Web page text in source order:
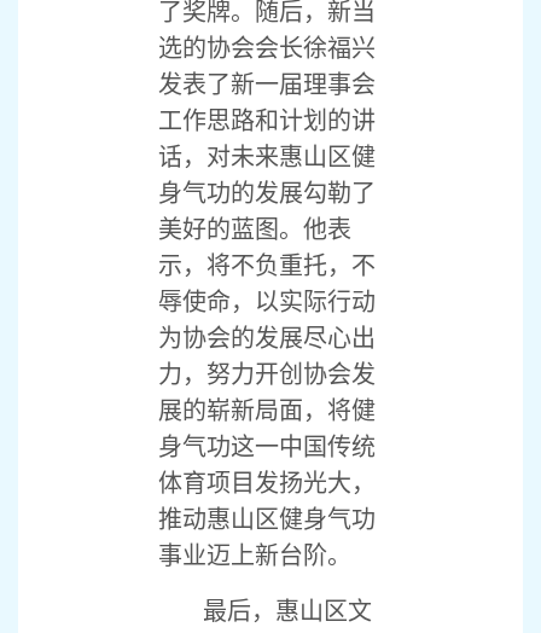
了奖牌。随后，新当
选的协会会长徐福兴
发表了新一届理事会
工作思路和计划的讲
话，对未来惠山区健
身气功的发展勾勒了
美好的蓝图。他表
示，将不负重托，不
辱使命，以实际行动
为协会的发展尽心出
力，努力开创协会发
展的崭新局面，将健
身气功这一中国传统
体育项目发扬光大，
推动惠山区健身气功
事业迈上新台阶。
最后，惠山区文